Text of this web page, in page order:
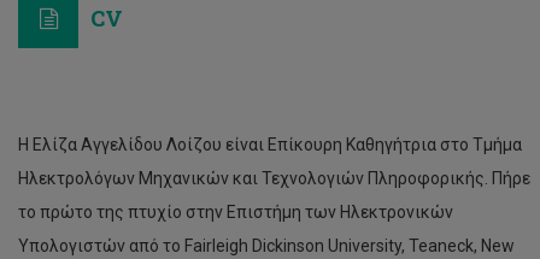
CV
Η Ελίζα Αγγελίδου Λοίζου είναι Επίκουρη Καθηγήτρια στο Τμήμα
Ηλεκτρολόγων Μηχανικών και Τεχνολογιών Πληροφορικής. Πήρε
το πρώτο της πτυχίο στην Επιστήμη των Ηλεκτρονικών
Υπολογιστών από το Fairleigh Dickinson University, Teaneck, New